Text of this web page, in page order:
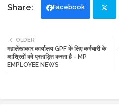
Facebook
tte
OLDER
महालेखाकार कार्यालय GPF के लिए कर्मचारी के
आश्रितों को प्रताड़ित करता है - MP
EMPLOYEE NEWS